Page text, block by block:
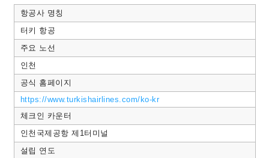
항공사 명칭
터키 항공
주요 노선
인천
공식 홈페이지
https://www.turkishairlines.com/ko-kr
체크인 카운터
인천국제공항 제1터미널
설립 연도